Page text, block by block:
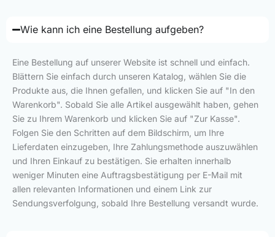
Wie kann ich eine Bestellung aufgeben?
Eine Bestellung auf unserer Website ist schnell und einfach.
Blättern Sie einfach durch unseren Katalog, wählen Sie die
Produkte aus, die Ihnen gefallen, und klicken Sie auf "In den
Warenkorb". Sobald Sie alle Artikel ausgewählt haben, gehen
Sie zu Ihrem Warenkorb und klicken Sie auf "Zur Kasse".
Folgen Sie den Schritten auf dem Bildschirm, um Ihre
Lieferdaten einzugeben, Ihre Zahlungsmethode auszuwählen
und Ihren Einkauf zu bestätigen. Sie erhalten innerhalb
weniger Minuten eine Auftragsbestätigung per E-Mail mit
allen relevanten Informationen und einem Link zur
Sendungsverfolgung, sobald Ihre Bestellung versandt wurde.